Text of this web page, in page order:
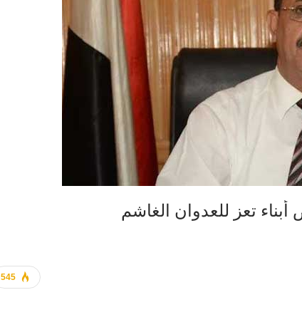
أبناء تعز للعدوان الغاشم
545